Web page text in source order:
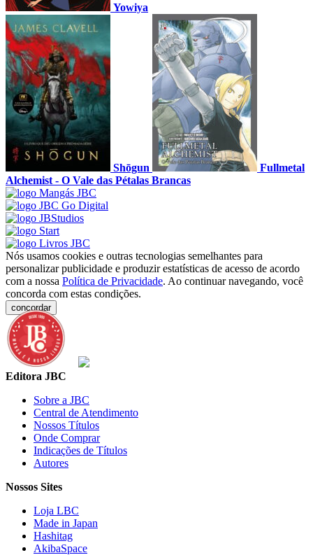
Yowiya
Shōgun
Fullmetal
Alchemist - O Vale das Pétalas Brancas
Nós usamos cookies e outras tecnologias semelhantes para
personalizar publicidade e produzir estatísticas de acesso de acordo
com a nossa Política de Privacidade. Ao continuar navegando, você
concorda com estas condições.
concordar
Editora JBC
Sobre a JBC
Central de Atendimento
Nossos Títulos
Onde Comprar
Indicações de Títulos
Autores
Nossos Sites
Loja LBC
Made in Japan
Hashitag
AkibaSpace